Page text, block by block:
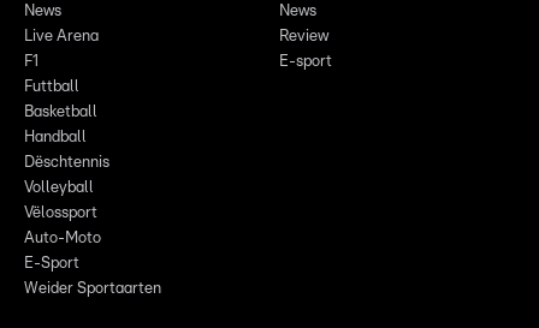
News
Live Arena
F1
Futtball
Basketball
Handball
Dëschtennis
Volleyball
Vëlossport
Auto-Moto
E-Sport
Weider Sportaarten
News
Review
E-sport